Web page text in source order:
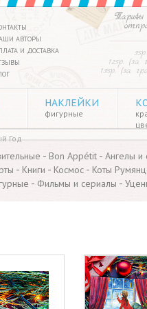
Тарифы
125р. (за
135р. (за
АВТОРЫ
И ДОСТАВКА
НАКЛЕЙКИ
фигурные
Год
- Bon Appétit - Ангелы
- Книги - Космос - Коты
- Фильмы и сериалы -